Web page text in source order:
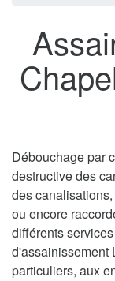
Débouchage par
destructive des
des
ou encore
différents
d'assainissement
particuliers, aux